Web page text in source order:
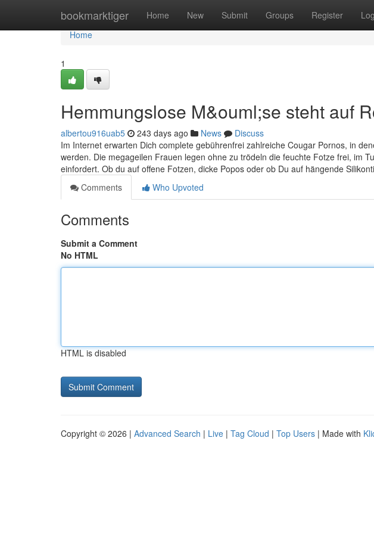
bookmarktiger Home New Submit Groups Register
Home
Home
1
Hemmungslose M&ouml;se steht auf
albertou916uab5 243 days ago News
Discuss
Im Internet erwarten Dich complete gebührenfrei zahlreiche Cougar Pornos, in
werden. Die megageilen Frauen legen ohne zu trödeln die feuchte Fotze frei, im
einfordert. Ob du auf offene Fotzen, dicke Popos oder ob Du auf hängende
Comments
Who Upvoted
Comments
Submit a Comment
No HTML
HTML is disabled
Copyright © 2026 | Advanced Search | Live | Tag Cloud | Top Users | Made with